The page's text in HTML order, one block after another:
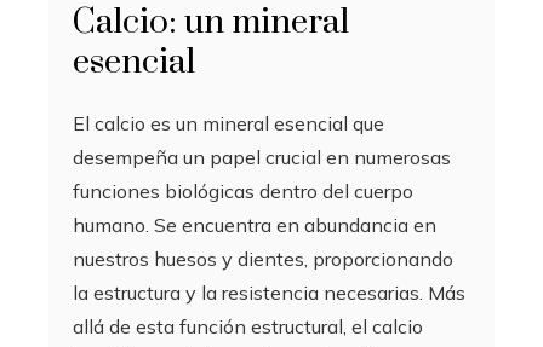
Calcio: un mineral
esencial
El calcio es un mineral esencial que
desempeña un papel crucial en numerosas
funciones biológicas dentro del cuerpo
humano. Se encuentra en abundancia en
nuestros huesos y dientes, proporcionando
la estructura y la resistencia necesarias. Más
allá de esta función estructural, el calcio